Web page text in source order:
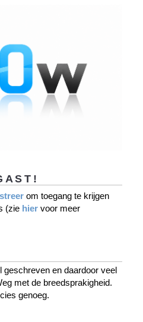
om toegang te krijgen
(zie hier voor meer
geschreven en daardoor veel
met de breedsprakigheid.
genoeg.